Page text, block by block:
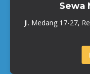
Sewa
Jl. Medang 17-27,